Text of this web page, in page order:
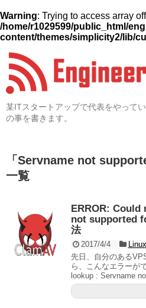
Warning: Trying to access array
/home/r1029599/public_html/
content/themes/simplicity2/lib/
某ITスタートアップで代表をやって
の事を書きます。
「 Servname not
一覧
ERROR: Could
not supported
法
2017/4/4 Linux
先日、自分のある
ら、こんなエラーが
lookup : Servname